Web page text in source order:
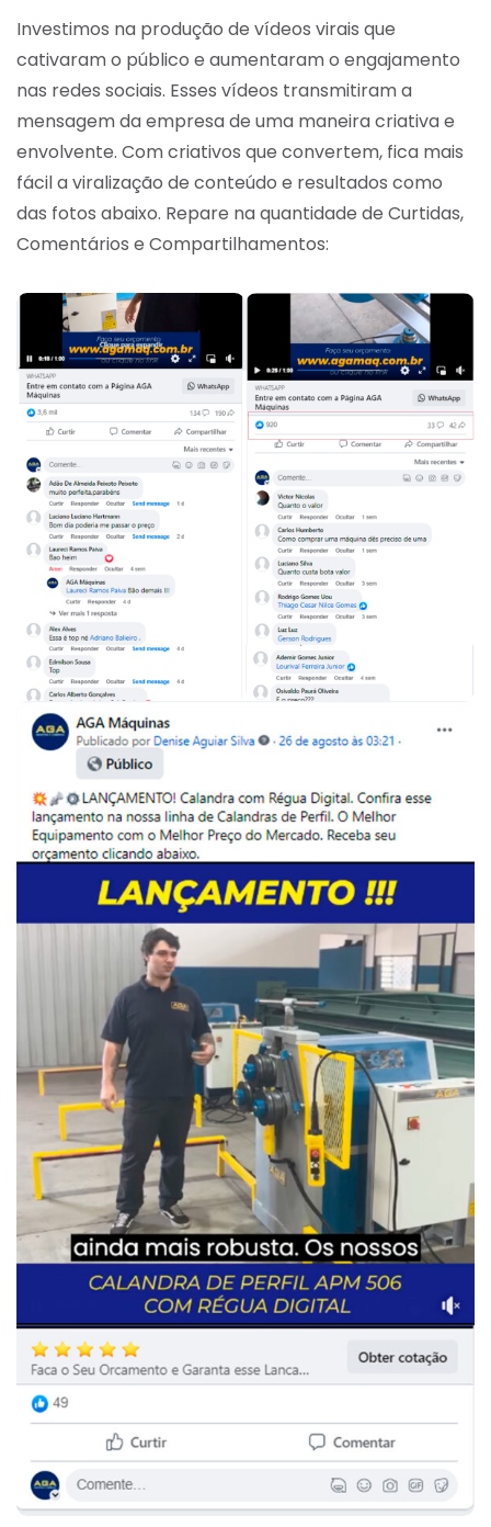
Investimos na produção de vídeos virais que
cativaram o público e aumentaram o engajamento
nas redes sociais. Esses vídeos transmitiram a
mensagem da empresa de uma maneira criativa e
envolvente. Com criativos que convertem, fica mais
fácil a viralização de conteúdo e resultados como
das fotos abaixo. Repare na quantidade de Curtidas,
Comentários e Compartilhamentos: